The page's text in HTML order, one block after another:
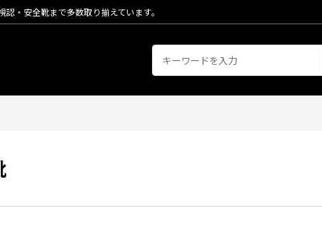
・安全靴まで多数取り揃えています。